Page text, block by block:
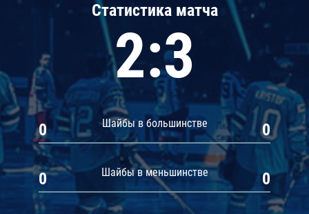
Статистика матча
2:3
Шайбы в большинстве
0 0
Шайбы в меньшинстве
0 0